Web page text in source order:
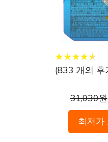
★★★★★
★★★★★
(833 개의 후
31,030원
최저가